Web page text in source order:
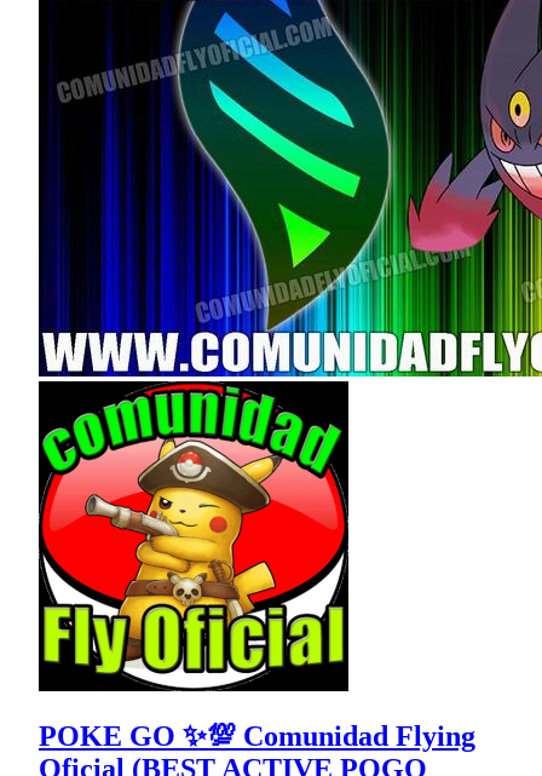
POKE GO ✨💯 Comunidad Flying
Oficial (BEST ACTIVE POGO